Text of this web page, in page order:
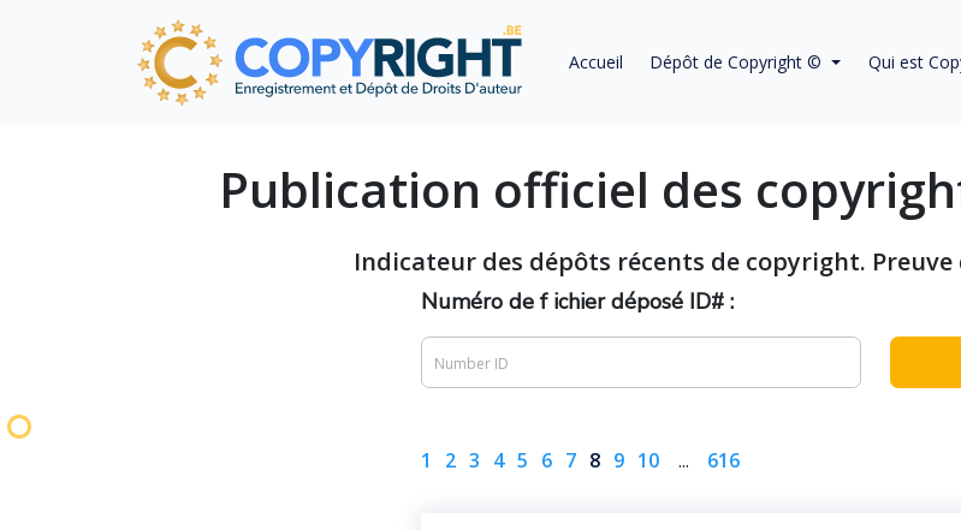
Accueil Dépôt de Copyright © Qui est
Publication officiel des
Indicateur des dépôts récents de copyright.
Numéro de f ichier déposé ID# :
1 2 3 4 5 6 7 8 9 10 ... 616